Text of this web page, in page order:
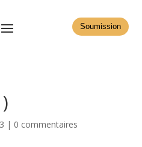
Soumission
| 0 commentaires